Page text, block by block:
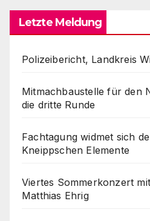
Letzte Meldung
Polizeibericht, Landkreis
Mitmachbaustelle für den
die dritte Runde
Fachtagung widmet sich
Kneippschen Elemente
Viertes Sommerkonzert
Matthias Ehrig